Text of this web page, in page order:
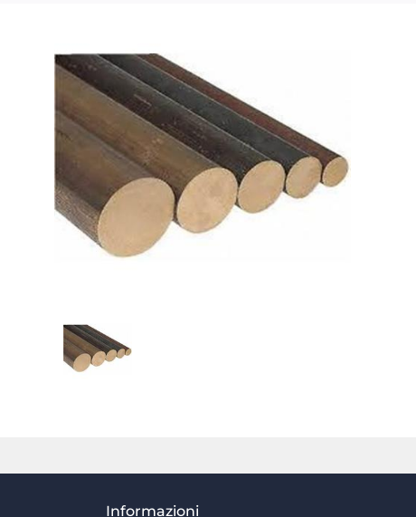
Informazioni